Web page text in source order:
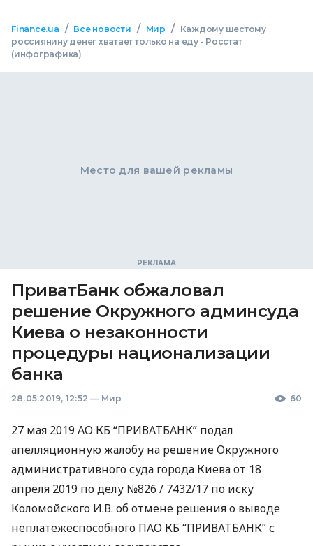
Finance.ua / Все новости / Мир /
Каждому шестому
россиянину денег хватает только на еду - Росстат
(инфографика)
Место для вашей рекламы
ПриватБанк обжаловал
решение Окружного админсуда
Киева о незаконности
процедуры национализации
банка
28.05.2019, 12:52 — Мир 60
27 мая 2019 АО КБ “ПРИВАТБАНК” подал
апелляционную жалобу на решение Окружного
административного суда города Киева от 18
апреля 2019 по делу №826 / 7432/17 по иску
Коломойского И.В. об отмене решения о выводе
неплатежеспособного ПАО КБ “ПРИВАТБАНК” с